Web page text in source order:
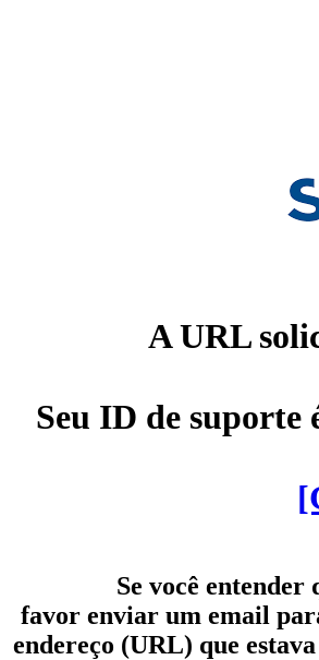
A URL
Seu ID de suporte
Se você entender
favor enviar um email
endereço (URL) que